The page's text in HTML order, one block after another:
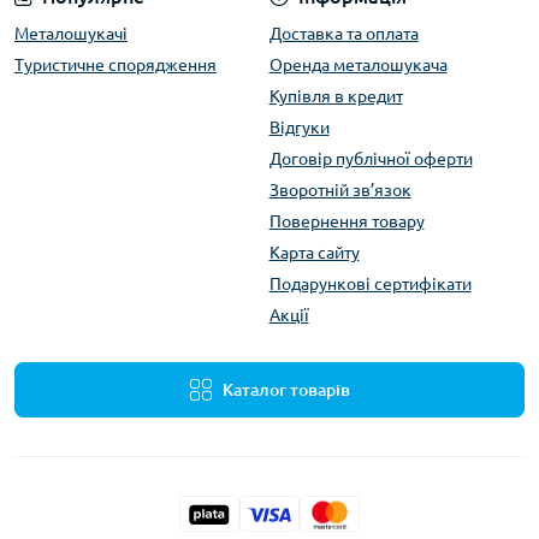
Металошукачі
Туристичне спорядження
Доставка та оплата
Оренда металошукача
Купівля в кредит
Відгуки
Договір публічної оферти
Зворотній зв’язок
Повернення товару
Карта сайту
Подарункові сертифікати
Акції
Каталог товарів